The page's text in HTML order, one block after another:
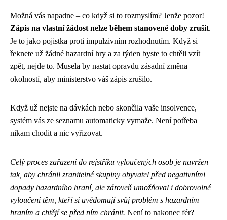
Možná vás napadne – co když si to rozmyslím? Jenže pozor!
Zápis na vlastní žádost nelze během stanovené doby zrušit.
Je to jako pojistka proti impulzivním rozhodnutím. Když si
řeknete už žádné hazardní hry a za týden byste to chtěli vzít
zpět, nejde to. Musela by nastat opravdu zásadní změna
okolností, aby ministerstvo váš zápis zrušilo.
Když už nejste na dávkách nebo skončila vaše insolvence,
systém vás ze seznamu automaticky vymaže. Není potřeba
nikam chodit a nic vyřizovat.
Celý proces zařazení do rejstříku vyloučených osob je navržen
tak, aby chránil zranitelné skupiny obyvatel před negativními
dopady hazardního hraní, ale zároveň umožňoval i dobrovolné
vyloučení těm, kteří si uvědomují svůj problém s hazardním
hraním a chtějí se před ním chránit. Není to nakonec fér?